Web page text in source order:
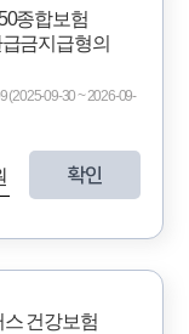
종합보험
금지급형의
09-30 ~ 2026-09-
확인
스 건강보험